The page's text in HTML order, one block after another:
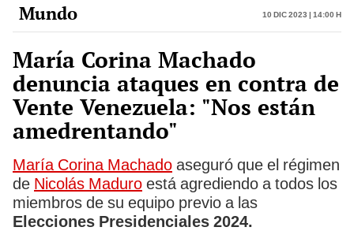
Mundo 10 Dic 2023 | 14:00 h
María Corina Machado
denuncia ataques en contra de
Vente Venezuela: "Nos están
amedrentando"
María Corina Machado aseguró que el régimen
de Nicolás Maduro está agrediendo a todos los
miembros de su equipo previo a las
Elecciones Presidenciales 2024.